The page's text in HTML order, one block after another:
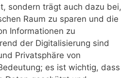
sondern trägt auch dazu bei,
Raum zu sparen und die
Informationen zu
der Digitalisierung sind
Privatsphäre von
es ist wichtig, dass